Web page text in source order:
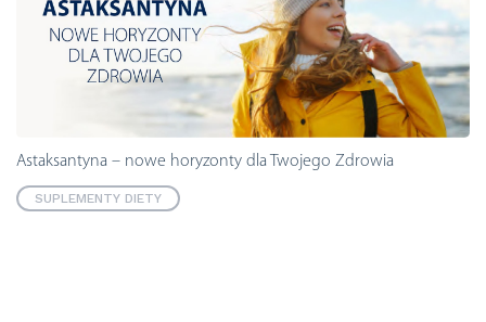
Astaksantyna – nowe horyzonty dla Twojego Zdrowia
SUPLEMENTY DIETY